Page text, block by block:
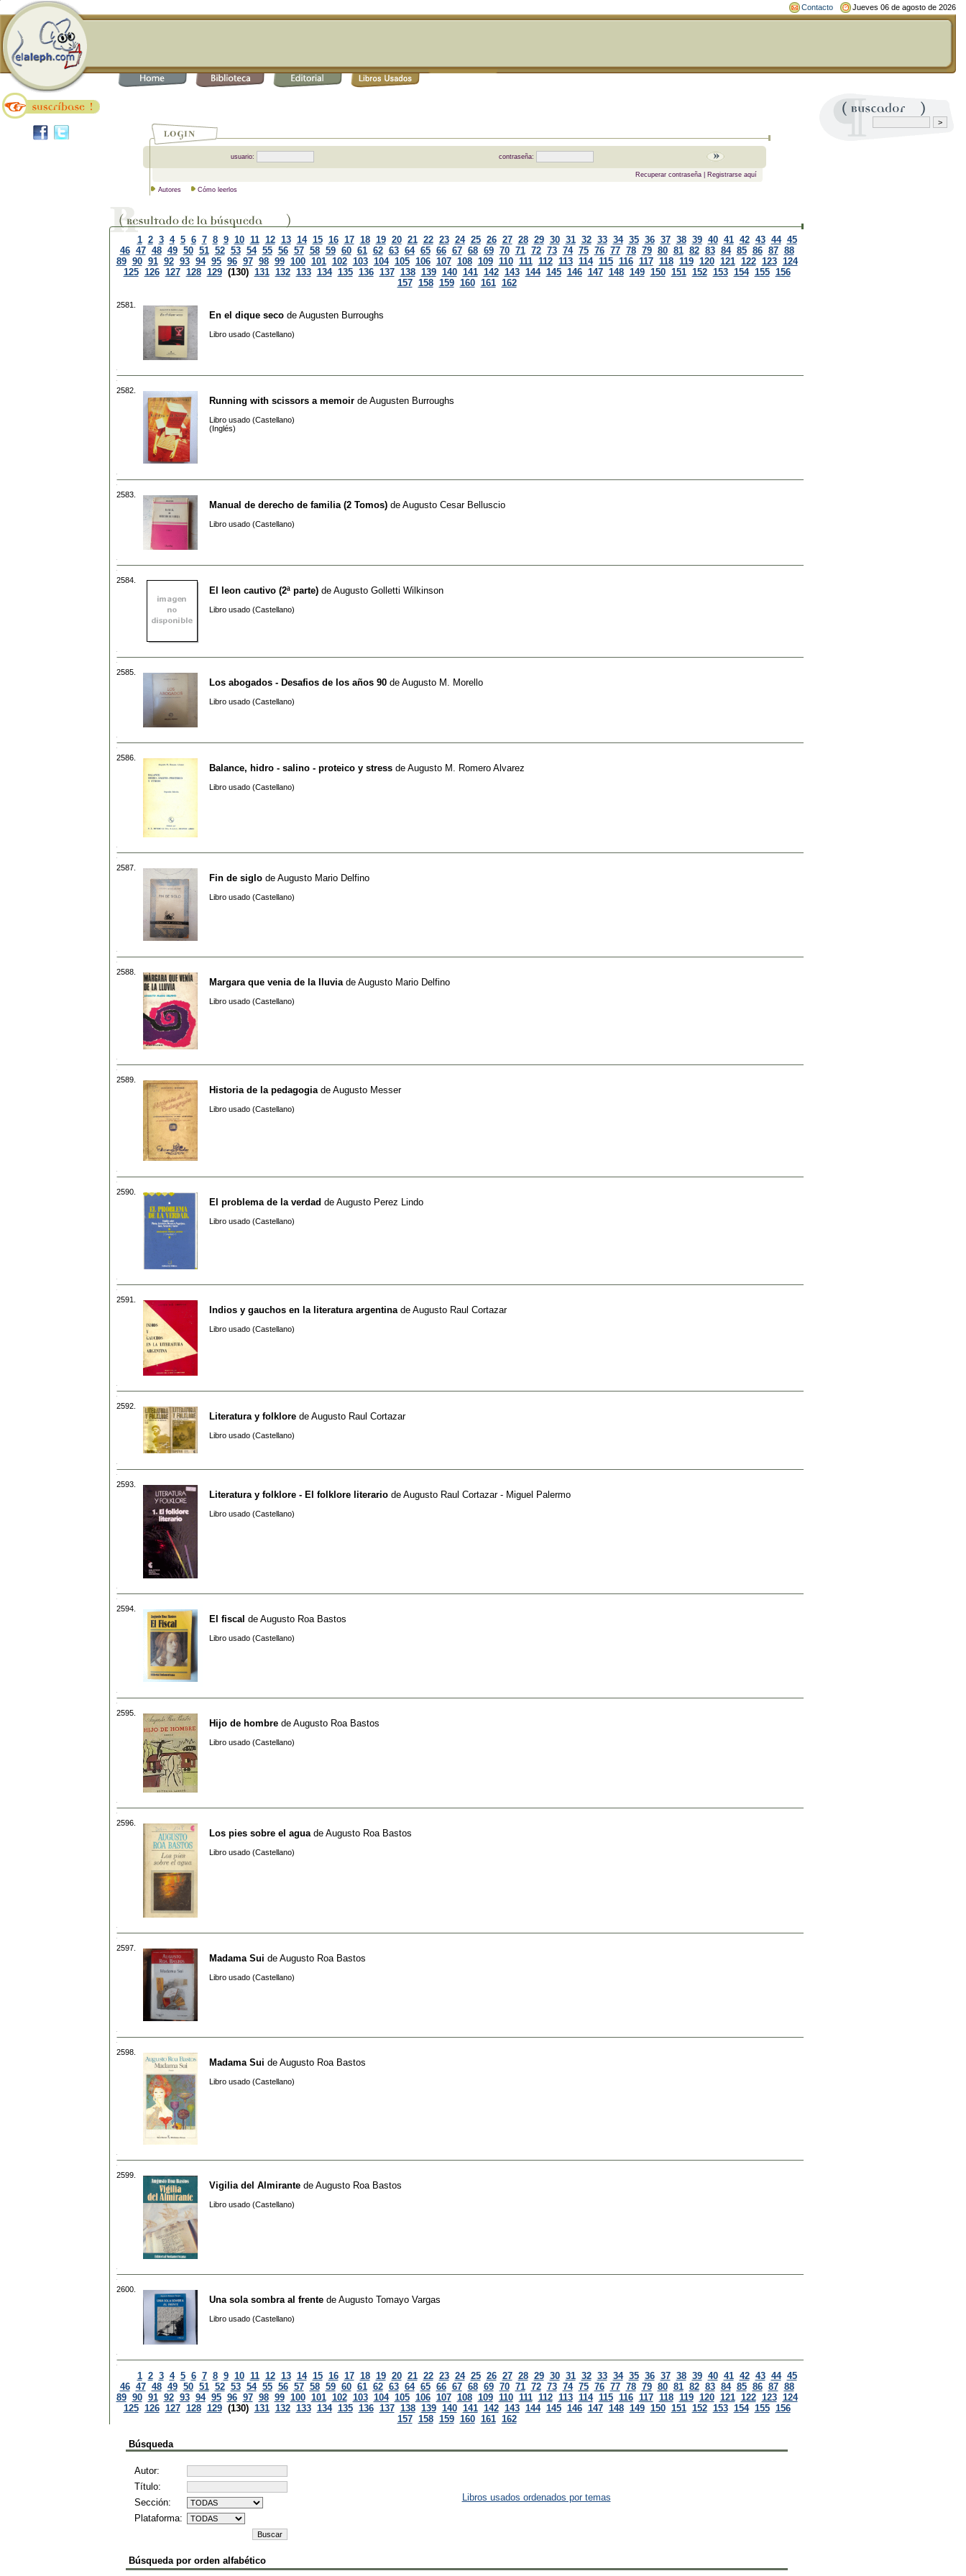
Contacto Jueves 06 de agosto de 2026
usuario: contraseña:
Recuperar contraseña| Registrarse aquí
Autores Cómo leerlos
1 2 3 4 5 6 7 8 9 10 11 12 13 14 15 16 17 18 19 20 21 22 23 24 25 26 27 28 29 30 31 32 33 34 35 36 37 38 39 40 41 42 43 44 45
46 47 48 49 50 51 52 53 54 55 56 57 58 59 60 61 62 63 64 65 66 67 68 69 70 71 72 73 74 75 76 77 78 79 80 81 82 83 84 85 86 87 88
89 90 91 92 93 94 95 96 97 98 99 100 101 102 103 104 105 106 107 108 109 110 111 112 113 114 115 116 117 118 119 120 121 122 123 124
125 126 127 128 129 (130) 131 132 133 134 135 136 137 138 139 140 141 142 143 144 145 146 147 148 149 150 151 152 153 154 155 156
157 158 159 160 161 162
2581.
En el dique seco de Augusten Burroughs
Libro usado (Castellano)
2582.
Running with scissors a memoir de Augusten Burroughs
Libro usado (Castellano)
(Inglés)
2583.
Manual de derecho de familia (2 Tomos) de Augusto Cesar Belluscio
Libro usado (Castellano)
2584.
El leon cautivo (2ª parte) de Augusto Golletti Wilkinson
Libro usado (Castellano)
2585.
Los abogados - Desafios de los años 90 de Augusto M. Morello
Libro usado (Castellano)
2586.
Balance, hidro - salino - proteico y stress de Augusto M. Romero Alvarez
Libro usado (Castellano)
2587.
Fin de siglo de Augusto Mario Delfino
Libro usado (Castellano)
2588.
Margara que venia de la lluvia de Augusto Mario Delfino
Libro usado (Castellano)
2589.
Historia de la pedagogia de Augusto Messer
Libro usado (Castellano)
2590.
El problema de la verdad de Augusto Perez Lindo
Libro usado (Castellano)
2591.
Indios y gauchos en la literatura argentina de Augusto Raul Cortazar
Libro usado (Castellano)
2592.
Literatura y folklore de Augusto Raul Cortazar
Libro usado (Castellano)
2593.
Literatura y folklore - El folklore literario de Augusto Raul Cortazar - Miguel Palermo
Libro usado (Castellano)
2594.
El fiscal de Augusto Roa Bastos
Libro usado (Castellano)
2595.
Hijo de hombre de Augusto Roa Bastos
Libro usado (Castellano)
2596.
Los pies sobre el agua de Augusto Roa Bastos
Libro usado (Castellano)
2597.
Madama Sui de Augusto Roa Bastos
Libro usado (Castellano)
2598.
Madama Sui de Augusto Roa Bastos
Libro usado (Castellano)
2599.
Vigilia del Almirante de Augusto Roa Bastos
Libro usado (Castellano)
2600.
Una sola sombra al frente de Augusto Tomayo Vargas
Libro usado (Castellano)
1 2 3 4 5 6 7 8 9 10 11 12 13 14 15 16 17 18 19 20 21 22 23 24 25 26 27 28 29 30 31 32 33 34 35 36 37 38 39 40 41 42 43 44 45
46 47 48 49 50 51 52 53 54 55 56 57 58 59 60 61 62 63 64 65 66 67 68 69 70 71 72 73 74 75 76 77 78 79 80 81 82 83 84 85 86 87 88
89 90 91 92 93 94 95 96 97 98 99 100 101 102 103 104 105 106 107 108 109 110 111 112 113 114 115 116 117 118 119 120 121 122 123 124
125 126 127 128 129 (130) 131 132 133 134 135 136 137 138 139 140 141 142 143 144 145 146 147 148 149 150 151 152 153 154 155 156
157 158 159 160 161 162
Búsqueda
Autor:
Título:
Sección:
Plataforma:
Libros usados ordenados por temas
Búsqueda por orden alfabético